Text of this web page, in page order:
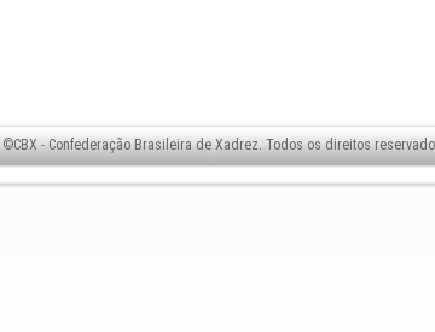
©CBX - Confederação Brasileira de Xadrez. Todos os direitos